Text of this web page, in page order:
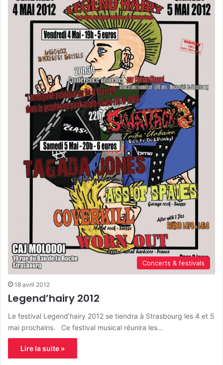
Concerts & festivals
18 avril 2012
Legend’hairy 2012
Le festival Legend’hairy 2012 se tiendra à Strasbourg les 4 et 5
mai prochains. Ce festival musical réunira les…
Lire la suite »